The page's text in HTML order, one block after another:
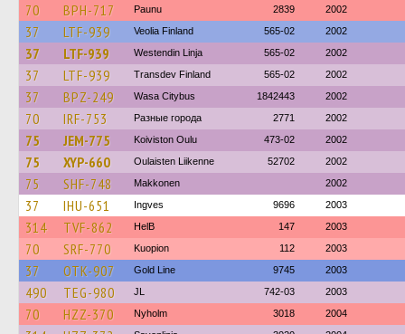
70 BPH-717 Paunu 2839 2002
37 LTF-939 Veolia Finland 565-02 2002
37 LTF-939 Westendin Linja 565-02 2002
37 LTF-939 Transdev Finland 565-02 2002
37 BPZ-249 Wasa Citybus 1842443 2002
70 IRF-753 Разные города 2771 2002
75 JEM-775 Koiviston Oulu 473-02 2002
75 XYP-660 Oulaisten Liikenne 52702 2002
75 SHF-748 Makkonen 2002
37 IHU-651 Ingves 9696 2003
314 TVF-862 HelB 147 2003
70 SRF-770 Kuopion 112 2003
37 OTK-907 Gold Line 9745 2003
490 TEG-980 JL 742-03 2003
70 HZZ-370 Nyholm 3018 2004